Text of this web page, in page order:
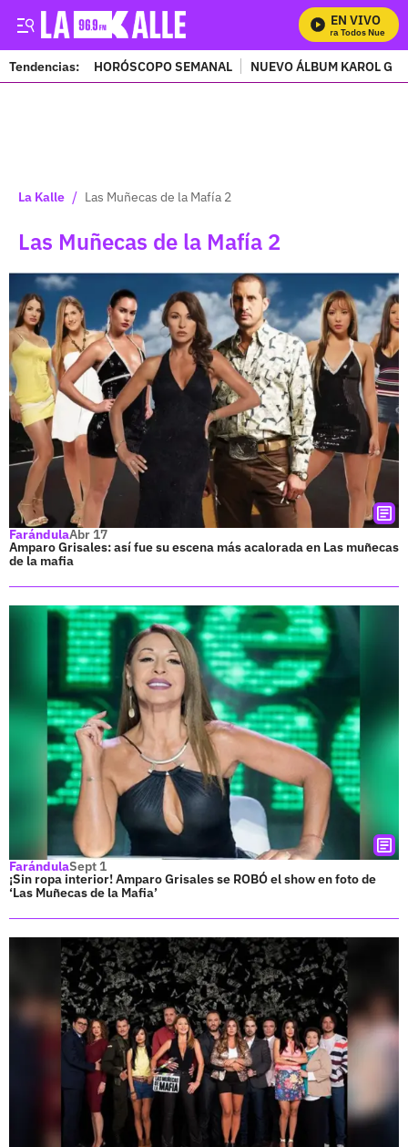
EN VIVO
Mira Todos Nuestros
Tendencias: HORÓSCOPO SEMANAL NUEVO ÁLBUM KAROL G
La Kalle / Las Muñecas de la Mafía 2
Las Muñecas de la Mafía 2
FarándulaAbr 17
Amparo Grisales: así fue su escena más acalorada en Las muñecas
de la mafia
FarándulaSept 1
¡Sin ropa interior! Amparo Grisales se ROBÓ el show en foto de
‘Las Muñecas de la Mafia’